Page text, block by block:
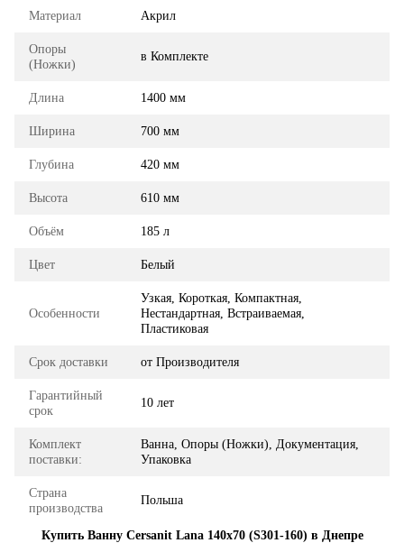
Материал Акрил
Опоры
(Ножки)
в Комплекте
Длина 1400 мм
Ширина 700 мм
Глубина 420 мм
Высота 610 мм
Объём 185 л
Цвет Белый
Особенности
Узкая, Короткая, Компактная,
Нестандартная, Встраиваемая,
Пластиковая
Срок доставки от Производителя
Гарантийный
срок
10 лет
Комплект
поставки:
Ванна, Опоры (Ножки), Документация,
Упаковка
Страна
производства
Польша
Купить Ванну Cersanit Lana 140x70 (S301-160) в Днепре